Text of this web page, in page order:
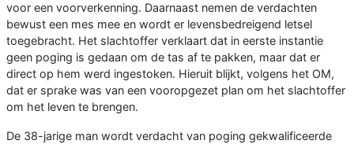
voor een voorverkenning. Daarnaast nemen de verdachten
bewust een mes mee en wordt er levensbedreigend letsel
toegebracht. Het slachtoffer verklaart dat in eerste instantie
geen poging is gedaan om de tas af te pakken, maar dat er
direct op hem werd ingestoken. Hieruit blijkt, volgens het OM,
dat er sprake was van een vooropgezet plan om het slachtoffer
om het leven te brengen.
De 38-jarige man wordt verdacht van poging gekwalificeerde